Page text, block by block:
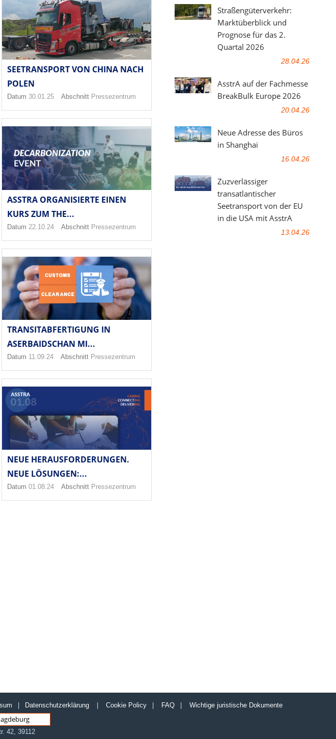
SEETRANSPORT VON CHINA NACH
POLEN
Datum 30.01.25Abschnitt Pressezentrum
ASSTRA ORGANISIERTE EINEN
KURS ZUM THE...
Datum 22.10.24Abschnitt Pressezentrum
TRANSITABFERTIGUNG IN
ASERBAIDSCHAN MI...
Datum 11.09.24Abschnitt Pressezentrum
NEUE HERAUSFORDERUNGEN.
NEUE LÖSUNGEN:...
Datum 01.08.24Abschnitt Pressezentrum
Straßengüterverkehr:
Marktüberblick und
Prognose für das 2.
Quartal 2026
28.04.26
AsstrA auf der Fachmesse
BreakBulk Europe 2026
20.04.26
Neue Adresse des Büros
in Shanghai
16.04.26
Zuzverlässiger
transatlantischer
Seetransport von der EU
in die USA mit AsstrA
13.04.26
Datenschutzerklärung Cookie Policy FAQ
Wichtige juristische Dokumente
42, 39112